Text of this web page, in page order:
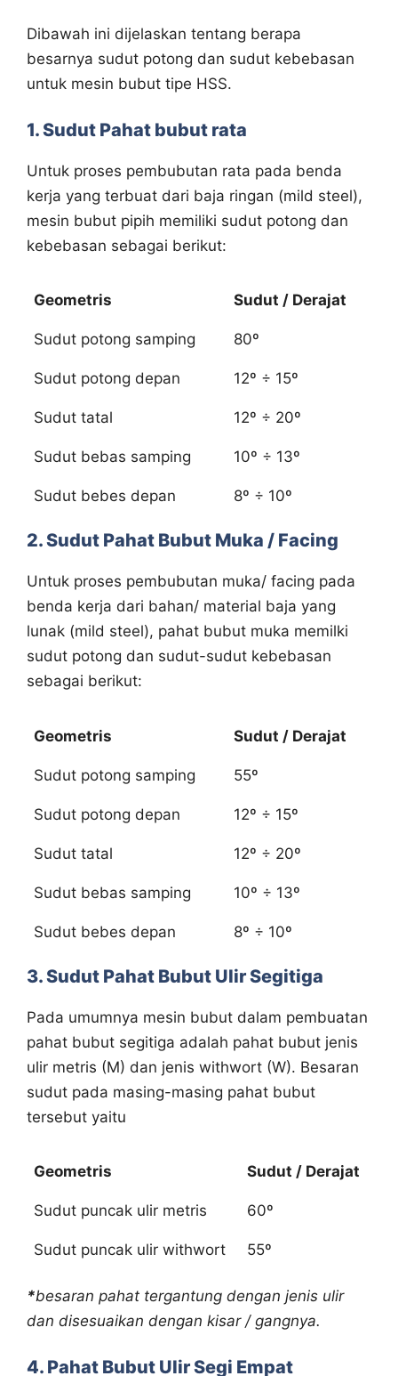
Dibawah ini dijelaskan tentang berapa
besarnya sudut potong dan sudut kebebasan
untuk mesin bubut tipe HSS.
1. Sudut Pahat bubut rata
Untuk proses pembubutan rata pada benda
kerja yang terbuat dari baja ringan (mild steel),
mesin bubut pipih memiliki sudut potong dan
kebebasan sebagai berikut:
Geometris Sudut / Derajat
Sudut potong samping 80º
Sudut potong depan 12º ÷ 15º
Sudut tatal 12º ÷ 20º
Sudut bebas samping 10º ÷ 13º
Sudut bebes depan 8º ÷ 10º
2. Sudut Pahat Bubut Muka / Facing
Untuk proses pembubutan muka/ facing pada
benda kerja dari bahan/ material baja yang
lunak (mild steel), pahat bubut muka memilki
sudut potong dan sudut-sudut kebebasan
sebagai berikut:
Geometris Sudut / Derajat
Sudut potong samping 55º
Sudut potong depan 12º ÷ 15º
Sudut tatal 12º ÷ 20º
Sudut bebas samping 10º ÷ 13º
Sudut bebes depan 8º ÷ 10º
3. Sudut Pahat Bubut Ulir Segitiga
Pada umumnya mesin bubut dalam pembuatan
pahat bubut segitiga adalah pahat bubut jenis
ulir metris (M) dan jenis withwort (W). Besaran
sudut pada masing-masing pahat bubut
tersebut yaitu
Geometris Sudut / Derajat
Sudut puncak ulir metris 60º
Sudut puncak ulir withwort 55º
*besaran pahat tergantung dengan jenis ulir
dan disesuaikan dengan kisar / gangnya.
4. Pahat Bubut Ulir Segi Empat